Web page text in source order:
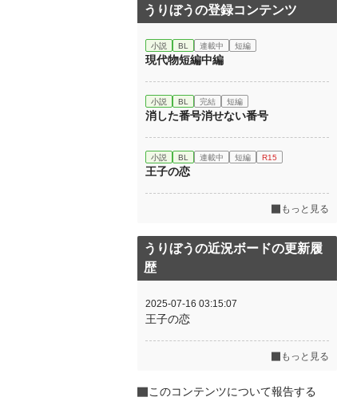
うりぼうの登録コンテンツ
小説 BL 連載中 短編
現代物短編中編
小説 BL 完結 短編
消した番号消せない番号
小説 BL 連載中 短編 R15
王子の恋
もっと見る
うりぼうの近況ボードの更新履
歴
2025-07-16 03:15:07
王子の恋
もっと見る
このコンテンツについて報告する